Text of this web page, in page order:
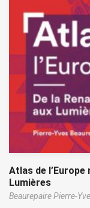
Atlas de l’Europe
Lumières
Beaurepaire Pierre-